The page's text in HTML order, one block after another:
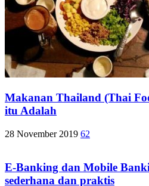
Makanan Thailand (Thai
itu Adalah
28 November 2019 62
E-Banking dan Mobile
sederhana dan praktis